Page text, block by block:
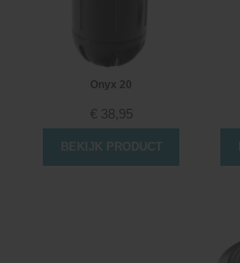
Onyx 20
€ 38,95
BEKIJK PRODUCT